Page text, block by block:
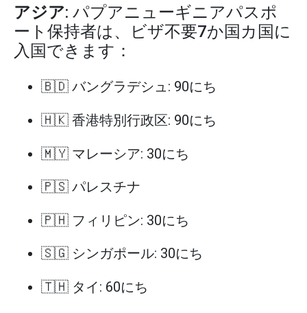
アジア: パプアニューギニアパスポ
ート保持者は、ビザ不要7か国カ国に
入国できます：
🇧🇩 バングラデシュ: 90にち
🇭🇰 香港特別行政区: 90にち
🇲🇾 マレーシア: 30にち
🇵🇸 パレスチナ
🇵🇭 フィリピン: 30にち
🇸🇬 シンガポール: 30にち
🇹🇭 タイ: 60にち